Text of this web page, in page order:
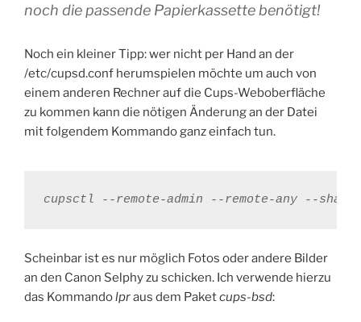
noch die passende Papierkassette benötigt!
Noch ein kleiner Tipp: wer nicht per Hand an der
/etc/cupsd.conf herumspielen möchte um auch von
einem anderen Rechner auf die Cups-Weboberfläche
zu kommen kann die nötigen Änderung an der Datei
mit folgendem Kommando ganz einfach tun.
cupsctl --remote-admin --remote-any --
Scheinbar ist es nur möglich Fotos oder andere Bilder
an den Canon Selphy zu schicken. Ich verwende hierzu
das Kommandolpraus dem Paketcups-bsd: